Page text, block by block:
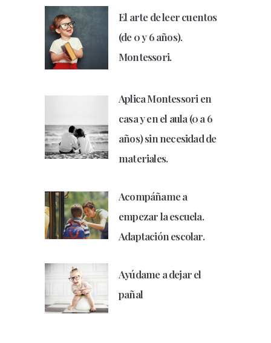
El arte de leer cuentos
(de 0 y 6 años).
Montessori.
Aplica Montessori en
casa y en el aula (0 a 6
años) sin necesidad de
materiales.
Acompáñame a
empezar la escuela.
Adaptación escolar.
Ayúdame a dejar el
pañal